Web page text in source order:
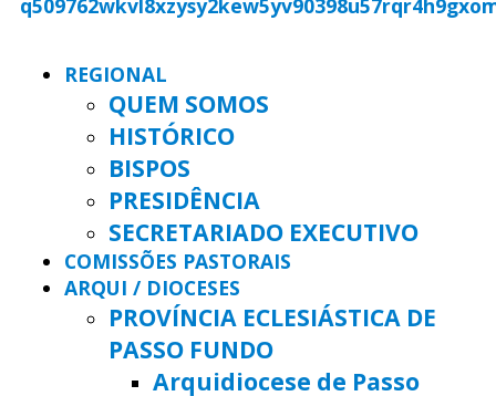
REGIONAL
QUEM SOMOS
HISTÓRICO
BISPOS
PRESIDÊNCIA
SECRETARIADO EXECUTIVO
COMISSÕES PASTORAIS
ARQUI / DIOCESES
PROVÍNCIA ECLESIÁSTICA DE
PASSO FUNDO
Arquidiocese de Passo